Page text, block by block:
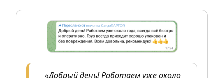
«Добрый день! Работаем уже около